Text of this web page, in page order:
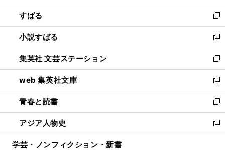
開
く
ウ
で
開
く
ン
ド
ウ
で
開
く
すばる
新
し
い
ウ
ィ
ン
ド
ウ
で
開
く
小説すばる
新
し
い
ウ
ィ
ン
ド
ウ
で
開
集英社 文芸ステーション
新
し
い
ウ
ィ
ン
ド
ウ
web 集英社文庫
新
し
い
ウ
ィ
ン
青春と読書
新
し
い
ウ
アジア人物史
新
し
学芸・ノンフィクション・新書